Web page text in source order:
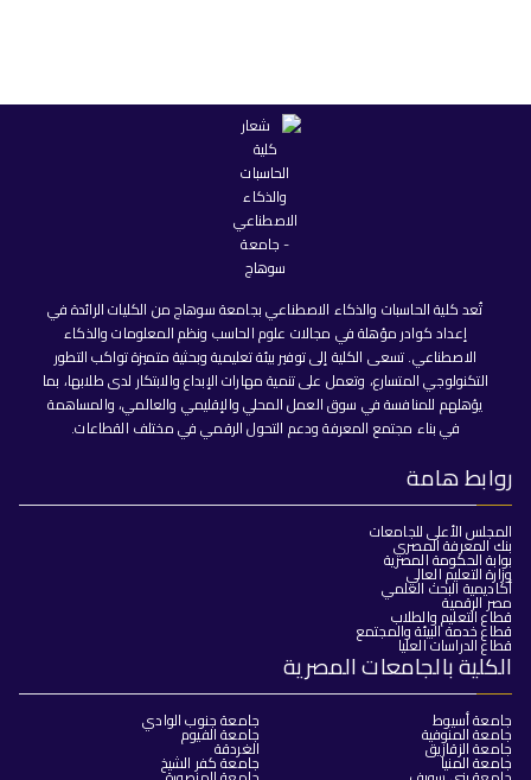
تُعد كلية الحاسبات والذكاء الاصطناعي بجامعة سوهاج من الكليات الرائدة في
إعداد كوادر مؤهلة في مجالات علوم الحاسب ونظم المعلومات والذكاء
الاصطناعي. تسعى الكلية إلى توفير بيئة تعليمية وبحثية متميزة تواكب التطور
التكنولوجي المتسارع، وتعمل على تنمية مهارات الإبداع والابتكار لدى طلابها، بما
يؤهلهم للمنافسة في سوق العمل المحلي والإقليمي والعالمي، والمساهمة
في بناء مجتمع المعرفة ودعم التحول الرقمي في مختلف القطاعات.
روابط هامة
المجلس الأعلى للجامعات
بنك المعرفة المصري
بوابة الحكومة المصرية
وزارة التعليم العالي
أكاديمية البحث العلمي
مصر الرقمية
قطاع التعليم والطلاب
قطاع خدمة البيئة والمجتمع
قطاع الدراسات العليا
الكلية بالجامعات المصرية
جامعة أسيوط
جامعة المنوفية
جامعة الزقازيق
جامعة المنيا
جامعة جنوب الوادي
جامعة الفيوم
الغردقة
جامعة كفر الشيخ